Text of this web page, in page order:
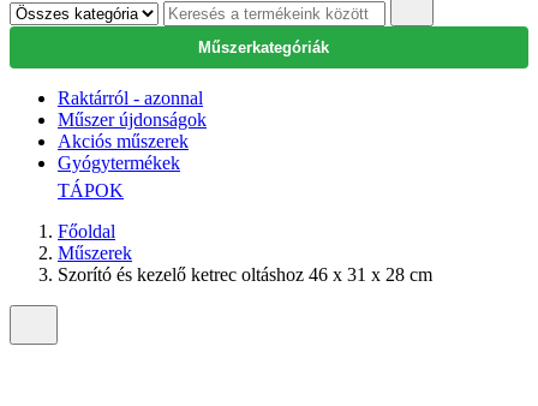
Műszerkategóriák
Raktárról - azonnal
Műszer újdonságok
Akciós műszerek
Gyógytermékek
TÁPOK
Főoldal
Műszerek
Szorító és kezelő ketrec oltáshoz 46 x 31 x 28 cm